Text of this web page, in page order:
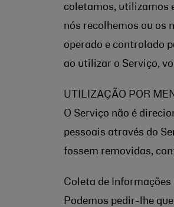
coletamos, utilizamos
nós recolhemos ou os
operado e controlado
ao utilizar o Serviço,
UTILIZAÇÃO POR
O Serviço não é
pessoais através do
fossem removidas,
Coleta de Informações
Podemos pedir-lhe